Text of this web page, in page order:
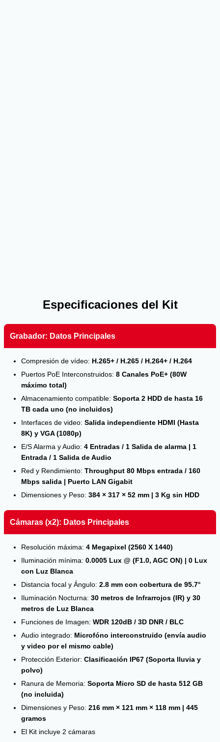
Especificaciones del Kit
Grabador: Datos Principales
Compresión de vídeo: H.265+ / H.265 / H.264+ / H.264
Puertos PoE Interconstruidos: 8 Canales PoE+ (80W
máximo total)
Almacenamiento compatible: Soporta 2 HDD de hasta 16
TB cada uno (no incluidos)
Interfaces de video: Salida independiente HDMI (Hasta
8K) y VGA (1080p)
E/S Alarma y Audio: 4 Entradas / 1 Salida de alarma | 1
Entrada / 1 Salida de Audio
Red y Rendimiento: Throughput 80 Mbps entrada / 160
Mbps salida | Puerto LAN Gigabit
Dimensiones y Peso: 384 × 317 × 52 mm | 3 Kg sin HDD
Cámaras (x2): Datos Principales
Resolución máxima: 4 Megapixel (2560 X 1440)
Iluminación mínima: 0.0005 Lux @ (F1.0, AGC ON) | 0 Lux
con Luz Blanca
Distancia focal y Ángulo: 2.8 mm con cobertura de 95.7°
Iluminación Nocturna: 30 metros de Infrarrojos (IR) y 30
metros de Luz Blanca
Funciones de Imagen: WDR 120dB / 3D DNR / BLC
Audio integrado: Microfóno interconstruido (envía audio
y video por el mismo cable)
Protección Exterior: Clasificación IP67 (Soporta lluvia y
polvo)
Ranura de Memoria: Soporta Micro SD de hasta 512 GB
(no incluida)
Dimensiones y Peso: 216 mm × 121 mm × 118 mm | 445
gramos
El Kit incluye 2 cámaras